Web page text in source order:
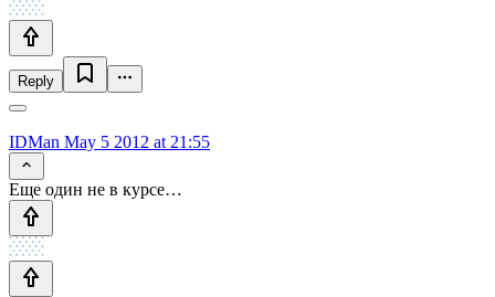
Reply
IDMan May 5 2012 at 21:55
Еще один не в курсе…